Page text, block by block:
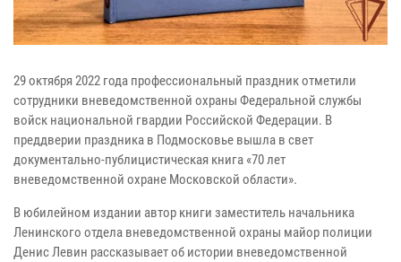
29 октября 2022 года профессиональный праздник отметили
сотрудники вневедомственной охраны Федеральной службы
войск национальной гвардии Российской Федерации. В
преддверии праздника в Подмосковье вышла в свет
документально-публицистическая книга «70 лет
вневедомственной охране Московской области».
В юбилейном издании автор книги заместитель начальника
Ленинского отдела вневедомственной охраны майор полиции
Денис Левин рассказывает об истории вневедомственной